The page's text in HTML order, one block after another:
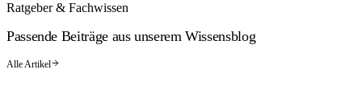
Ratgeber & Fachwissen
Passende Beiträge aus unserem Wissensblog
Alle Artikel